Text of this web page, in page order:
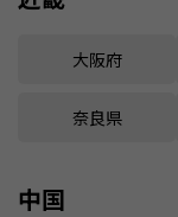
大阪府
奈良県
中国